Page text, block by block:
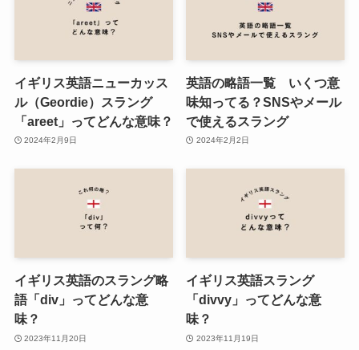
イギリス英語ニューカッス
ル（Geordie）スラング
「areet」ってどんな意味？
2024年2月9日
英語の略語一覧 いくつ意
味知ってる？SNSやメール
で使えるスラング
2024年2月2日
イギリス英語のスラング略
語「div」ってどんな意
味？
2023年11月20日
イギリス英語スラング
「divvy」ってどんな意
味？
2023年11月19日